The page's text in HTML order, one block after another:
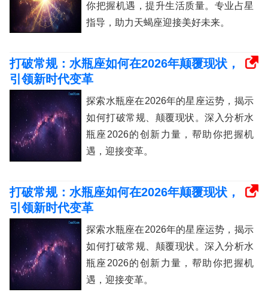
你把握机遇，提升生活质量。专业占星
指导，助力天蝎座迎接美好未来。
打破常规：水瓶座如何在2026年颠覆现状，
引领新时代变革
探索水瓶座在2026年的星座运势，揭示
如何打破常规、颠覆现状。深入分析水
瓶座2026的创新力量，帮助你把握机
遇，迎接变革。
打破常规：水瓶座如何在2026年颠覆现状，
引领新时代变革
探索水瓶座在2026年的星座运势，揭示
如何打破常规、颠覆现状。深入分析水
瓶座2026的创新力量，帮助你把握机
遇，迎接变革。